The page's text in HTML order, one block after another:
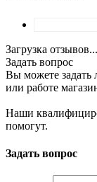
Загрузка отзывов...
Задать вопрос
Вы можете задать
или работе
Наши
помогут.
Задать вопрос